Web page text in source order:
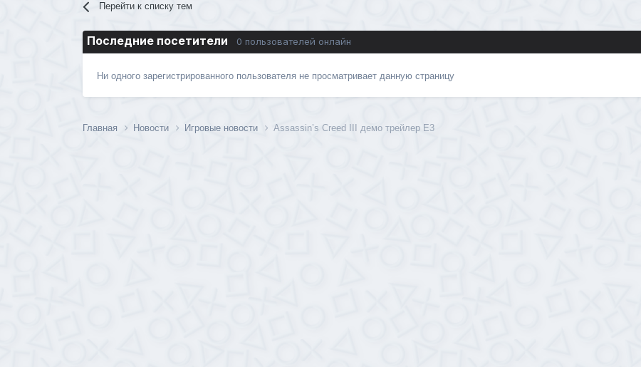
Перейти к списку тем
Последние посетители 0 пользователей онлайн
Ни одного зарегистрированного пользователя не просматривает данную страницу
Главная Новости Игровые новости Assassin’s Creed III демо трейлер E3